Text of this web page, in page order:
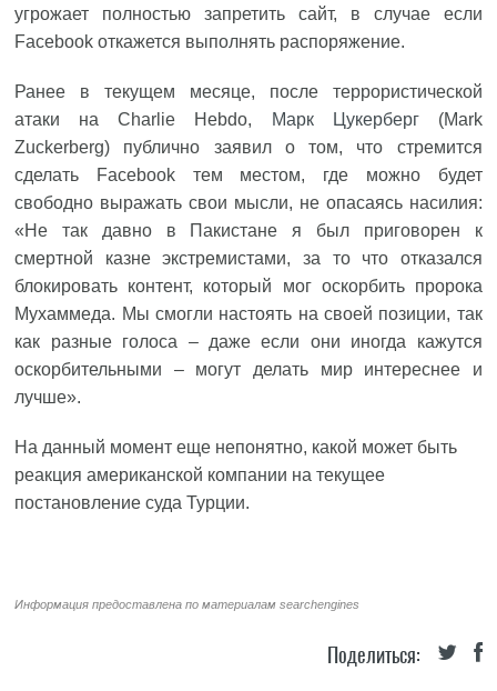
угрожает полностью запретить сайт, в случае если
Facebook откажется выполнять распоряжение.
Ранее в текущем месяце, после террористической
атаки на Charlie Hebdo,
Марк Цукерберг(Mark
Zuckerberg) публично заявил о том, что стремится
сделать Facebook тем местом, где можно будет
свободно выражать свои мысли, не опасаясь насилия:
«Не так давно в Пакистане я был приговорен к
смертной казне экстремистами, за то что отказался
блокировать контент, который мог оскорбить пророка
Мухаммеда. Мы смогли настоять на своей позиции, так
как разные голоса – даже если они иногда кажутся
оскорбительными – могут делать мир интереснее и
лучше».
На данный момент еще непонятно, какой может быть
реакция американской компании на текущее
постановление суда Турции.
Информация предоставлена по материаламsearchengines
Поделиться: